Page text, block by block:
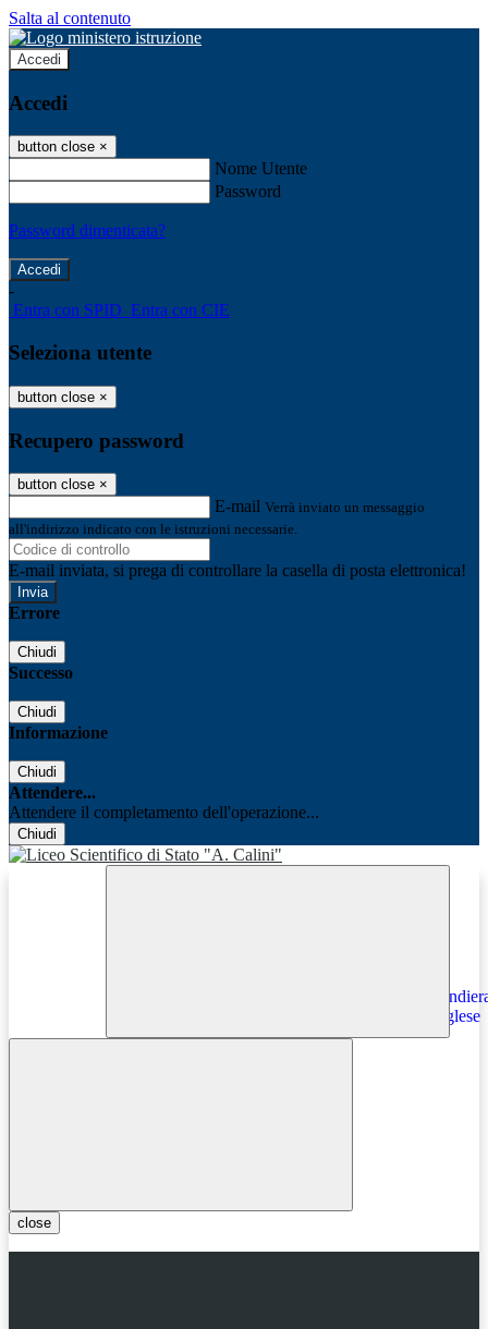
Salta al contenuto
Accedi
Accedi
button close ×
Nome Utente
Password
Password dimenticata?
-
Entra con SPID Entra con CIE
Seleziona utente
button close ×
Recupero password
button close ×
E-mail Verrà inviato un messaggio
all'indirizzo indicato con le istruzioni necessarie.
E-mail inviata, si prega di controllare la casella di posta elettronica!
Errore
Chiudi
Successo
Chiudi
Informazione
Chiudi
Attendere...
Attendere il completamento dell'operazione...
Chiudi
close